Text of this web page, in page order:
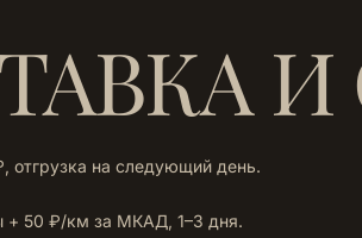
на следующий день.
50 ₽/км за МКАД, 1–3 дня.